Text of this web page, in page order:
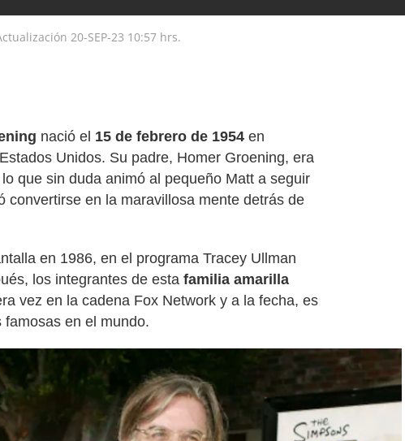
20-SEP-23 10:57 hrs.
nació el 15 de febrero de 1954 en
Unidos. Su padre, Homer Groening, era
que sin duda animó al pequeño Matt a seguir
convertirse en la maravillosa mente detrás de
en 1986, en el programa Tracey Ullman
los integrantes de esta familia amarilla
vez en la cadena Fox Network y a la fecha, es
en el mundo.